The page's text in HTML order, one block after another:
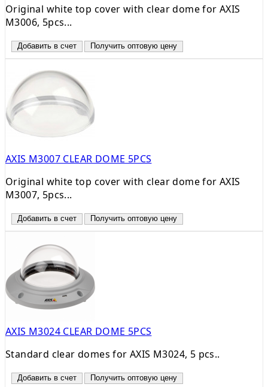
Original white top cover with clear dome for AXIS
M3006, 5pcs...
Добавить в счет Получить оптовую цену
AXIS M3007 CLEAR DOME 5PCS
Original white top cover with clear dome for AXIS
M3007, 5pcs...
Добавить в счет Получить оптовую цену
AXIS M3024 CLEAR DOME 5PCS
Standard clear domes for AXIS M3024, 5 pcs..
Добавить в счет Получить оптовую цену